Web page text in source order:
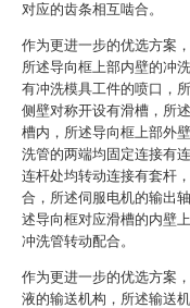
对应的齿条相互啮合。
作为更进一步的优选方案
所述导向框上部内壁的冲
有冲洗模具工件的喷口，
侧壁对称开设有滑槽，所
槽内，所述导向框上部外
洗管的两端均固定连接有
连杆处均转动连接有套杆
合，所述伺服电机的输出
述导向框对应滑槽的内壁
冲洗管转动配合。
作为更进一步的优选方案
液的输送机构，所述输送